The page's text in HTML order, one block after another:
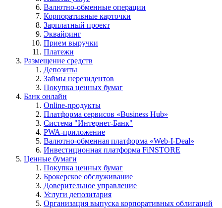
Валютно-обменные операции
Корпоративные карточки
Зарплатный проект
Эквайринг
Прием выручки
Платежи
Размещение средств
Депозиты
Займы нерезидентов
Покупка ценных бумаг
Банк онлайн
Online-продукты
Платформа сервисов «Business Hub»
Система "Интернет-Банк"
PWA-приложение
Валютно-обменная платформа «Web-I-Deal»
Инвестиционная платформа FiNSTORE
Ценные бумаги
Покупка ценных бумаг
Брокерское обслуживание
Доверительное управление
Услуги депозитария
Организация выпуска корпоративных облигаций